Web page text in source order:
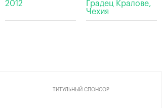
2012
Градец Кралове,
Чехия
ТИТУЛЬНЫЙ СПОНСОР